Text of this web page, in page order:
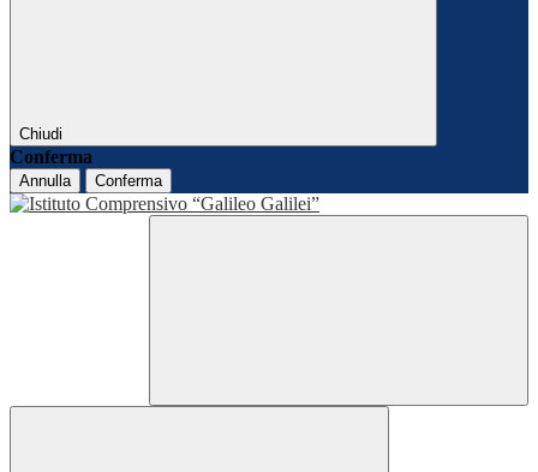
Chiudi
Conferma
Annulla Conferma